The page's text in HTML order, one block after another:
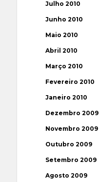
Julho 2010
Junho 2010
Maio 2010
Abril 2010
Março 2010
Fevereiro 2010
Janeiro 2010
Dezembro 2009
Novembro 2009
Outubro 2009
Setembro 2009
Agosto 2009